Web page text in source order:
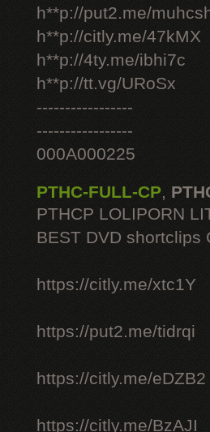
h**p://put2.me/
h**p://citly.me/47kMX
h**p://4ty.me/ibhi7c
h**p://tt.vg/URoSx
-----------------
-----------------
000A000225
PTHC-FULL-CP,
PTHCP LOLIPORN
BEST DVD shortclips
https://citly.me/xtc1Y
https://put2.me/tidrqi
https://citly.me/eDZB2
https://citly.me/BzAJI